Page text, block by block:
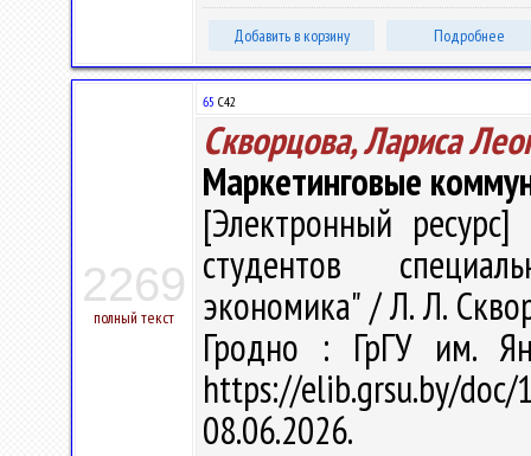
Добавить в корзину Подробнее
2269
полный текст
65 С42
Скворцова, Лариса
Маркетинговые
[Электронный
студентов
экономика" / Л. Л.
Гродно : ГрГУ им.
https://elib.grsu.by/
08.06.2026.